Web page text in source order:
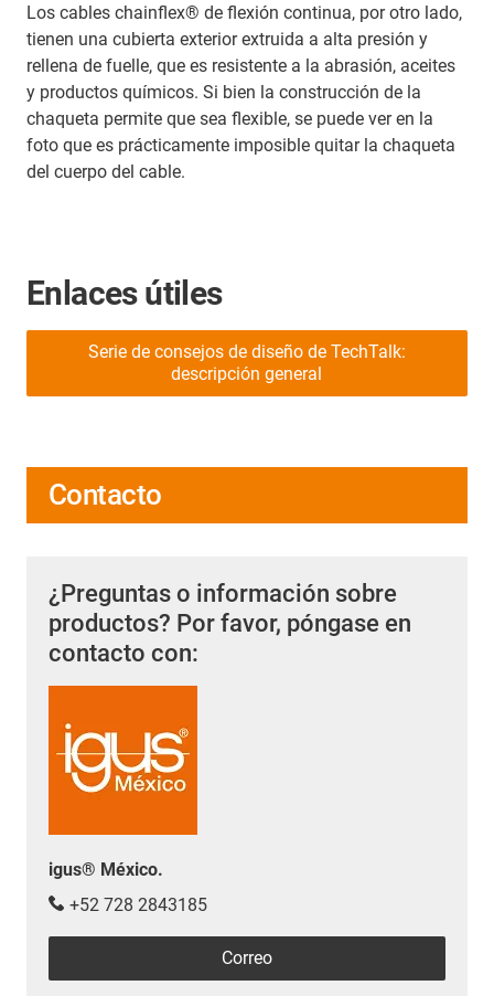
Los cables chainflex® de flexión continua, por otro lado,
tienen una cubierta exterior extruida a alta presión y
rellena de fuelle, que es resistente a la abrasión, aceites
y productos químicos. Si bien la construcción de la
chaqueta permite que sea flexible, se puede ver en la
foto que es prácticamente imposible quitar la chaqueta
del cuerpo del cable.
Enlaces útiles
Serie de consejos de diseño de TechTalk:
descripción general
Contacto
¿Preguntas o información sobre
productos? Por favor, póngase en
contacto con:
igus® México.
+52 728 2843185
Correo